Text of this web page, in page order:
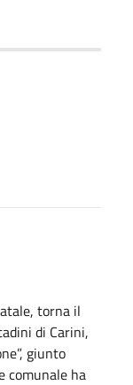
torna il
di Carini,
giunto
comunale ha